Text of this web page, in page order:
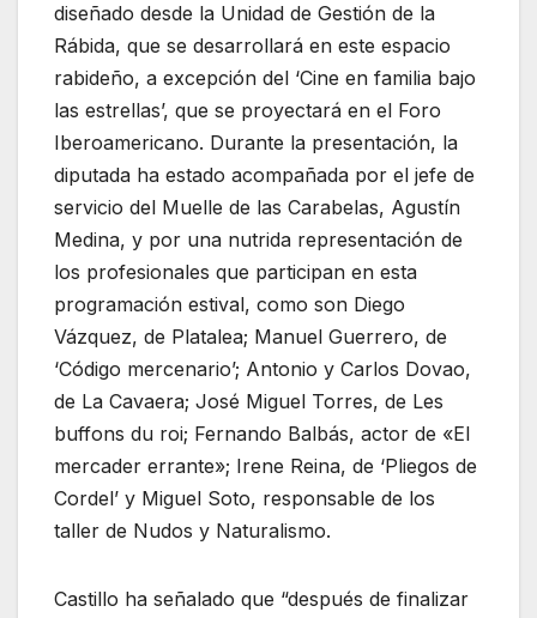
diseñado desde la Unidad de Gestión de la
Rábida, que se desarrollará en este espacio
rabideño, a excepción del ‘Cine en familia bajo
las estrellas’, que se proyectará en el Foro
Iberoamericano. Durante la presentación, la
diputada ha estado acompañada por el jefe de
servicio del Muelle de las Carabelas, Agustín
Medina, y por una nutrida representación de
los profesionales que participan en esta
programación estival, como son Diego
Vázquez, de Platalea; Manuel Guerrero, de
‘Código mercenario’; Antonio y Carlos Dovao,
de La Cavaera; José Miguel Torres, de Les
buffons du roi; Fernando Balbás, actor de «El
mercader errante»; Irene Reina, de ‘Pliegos de
Cordel’ y Miguel Soto, responsable de los
taller de Nudos y Naturalismo.
Castillo ha señalado que “después de finalizar